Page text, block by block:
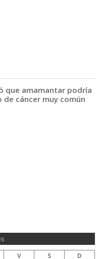
que amamantar podría
cáncer muy común
V S D